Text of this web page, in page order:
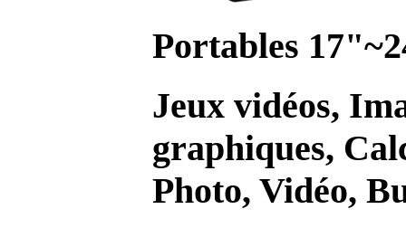
Portables
Jeux vidéos,
graphiques,
Photo, Vidéo,